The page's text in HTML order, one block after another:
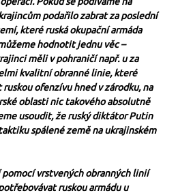
podařilo zabrat za poslední
které ruská okupační armáda
hodnotit jednu věc –
měli v pohraničí např. u za
kvalitní obranné linie, které
ofenzívu hned v zárodku, na
oblasti nic takového absolutně
usoudit, že ruský diktátor Putin
spálené země na ukrajinském
vrstvených obranných linií
ruskou armádu u